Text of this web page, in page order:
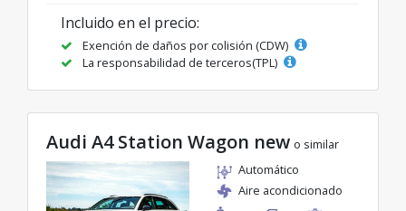
Incluido en el precio:
Exención de daños por colisión (CDW)
La responsabilidad de terceros(TPL)
Audi A4 Station Wagon new o similar
Automático
Aire acondicionado